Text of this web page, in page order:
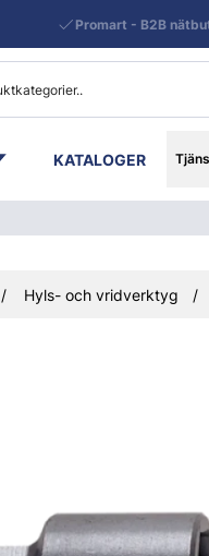
KATALOGER
Promart - B2B
Hyls- och vridverktyg